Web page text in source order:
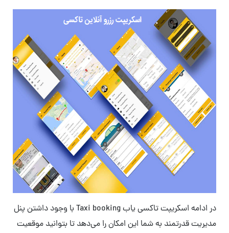
در ادامه اسکریپت تاکسی یاب Taxi booking با وجود داشتن پنل
مدیریت قدرتمند به شما این امکان را می‌دهد تا بتوانید موقعیت